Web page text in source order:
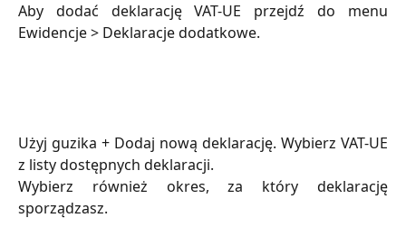
Aby dodać deklarację VAT-UE przejdź do menu
Ewidencje > Deklaracje dodatkowe.
Użyj guzika + Dodaj nową deklarację. Wybierz VAT-UE
z listy dostępnych deklaracji.
Wybierz również okres, za który deklarację
sporządzasz.